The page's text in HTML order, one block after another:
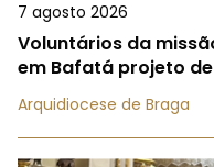
7 agosto 2026
Voluntários da
em Bafatá projeto
Arquidiocese de Braga